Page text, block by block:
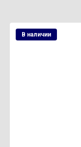
В наличии